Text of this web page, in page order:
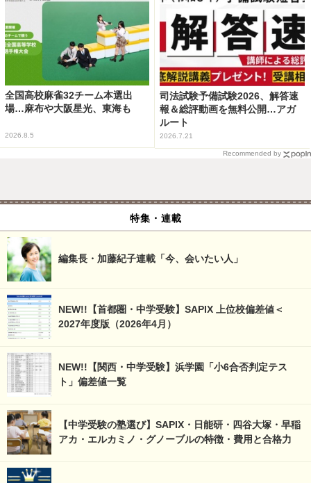
全国高校麻雀32チーム本選出
場…麻布や大阪星光、東海も
2026.8.5
司法試験予備試験2026、解答速
報＆総評動画を無料公開…アガ
ルート
2026.7.21
Recommended by
特集・連載
編集長・加藤紀子連載「今、会いたい人」
NEW!!【首都圏・中学受験】SAPIX 上位校偏差値＜
2027年度版（2026年4月）
NEW!!【関西・中学受験】浜学園「小6合否判定テス
ト」偏差値一覧
【中学受験の塾選び】SAPIX・日能研・四谷大塚・早稲
アカ・エルカミノ・グノーブルの特徴・費用と合格力